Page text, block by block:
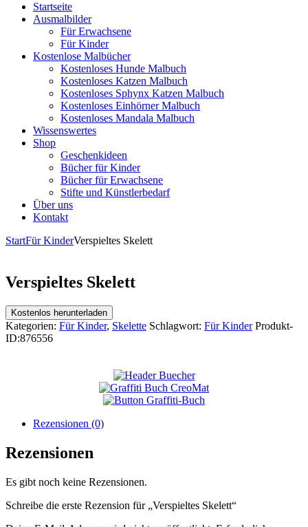
Startseite
Ausmalbilder
Für Erwachsene
Für Kinder
Kostenlose Malbücher
Kostenloses Hunde Malbuch
Kostenloses Katzen Malbuch
Kostenloses Sphynx Katzen Malbuch
Kostenloses Einhörner Malbuch
Kostenloses Mandala Malbuch
Wissenswertes
Shop
Geschenkideen
Bücher für Kinder
Bücher für Erwachsene
Stifte und Künstlerbedarf
Über uns
Kontakt
StartFür KinderVerspieltes Skelett
Verspieltes Skelett
Kostenlos herunterladen
Kategorien: Für Kinder, Skelette Schlagwort: Für Kinder Produkt-
ID:876556
Rezensionen (0)
Rezensionen
Es gibt noch keine Rezensionen.
Schreibe die erste Rezension für „Verspieltes Skelett“